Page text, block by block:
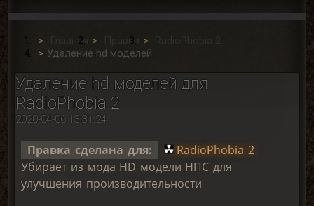
Главная Правки
RadioPhobia 2
Удаление hd моделей
Удаление hd моделей для
RadioPhobia 2
2020-04-06 13:31:24
Правка сделана для:
RadioPhobia 2
Убирает из мода HD модели НПС для
улучшения производительности